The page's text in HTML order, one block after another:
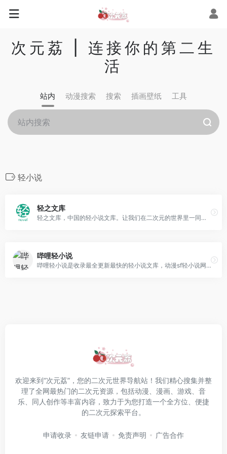
次元荔 | 连接你的第二生
活
站内 动漫搜索 搜索 插画壁纸 工具
轻小说
轻之文库
轻之文库，中国的轻小说文库。让我们在二次元的世界里一同创作有趣的故事！定期举办轻小说新人赏，提供APP下载。
哔哩轻小说
哔哩轻小说是收录最全更新最快的轻小说文库，动漫sf轻小说网站，提供轻小说在线阅读。
欢迎来到“次元荔”，您的二次元世界导航站！我们精心搜集并整
理了全网最热门的二次元资源，包括动漫、漫画、游戏、音
乐、同人创作等丰富内容，致力于为您打造一个全方位、便捷
的二次元探索平台。
申请收录 友链申请 免责声明 广告合作